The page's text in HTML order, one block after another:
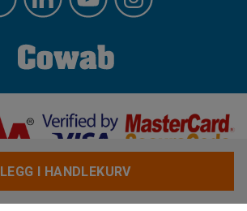
LEGG I HANDLEKURV